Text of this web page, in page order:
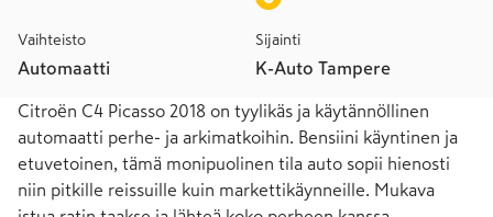
Vaihteisto
Automaatti
Sijainti
K-Auto Tampere
Citroën C4 Picasso 2018 on tyylikäs ja käytännöllinen
automaatti perhe- ja arkimatkoihin. Bensiini käyntinen ja
etuvetoinen, tämä monipuolinen tila auto sopii hienosti
niin pitkille reissuille kuin markettikäynneille. Mukava